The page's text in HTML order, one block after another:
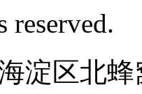
淀区北